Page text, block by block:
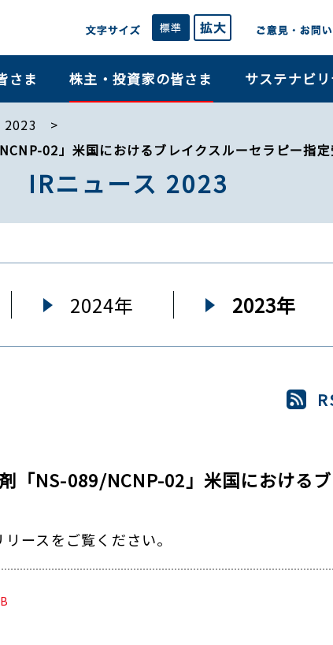
さま 株主・投資家の皆さま サステナビリ
2023
02」米国におけるブレイクスルーセラピー指
IRニュース 2023
2024年 2023年
「NS-089/NCNP-02」米国における
ースをご覧ください。